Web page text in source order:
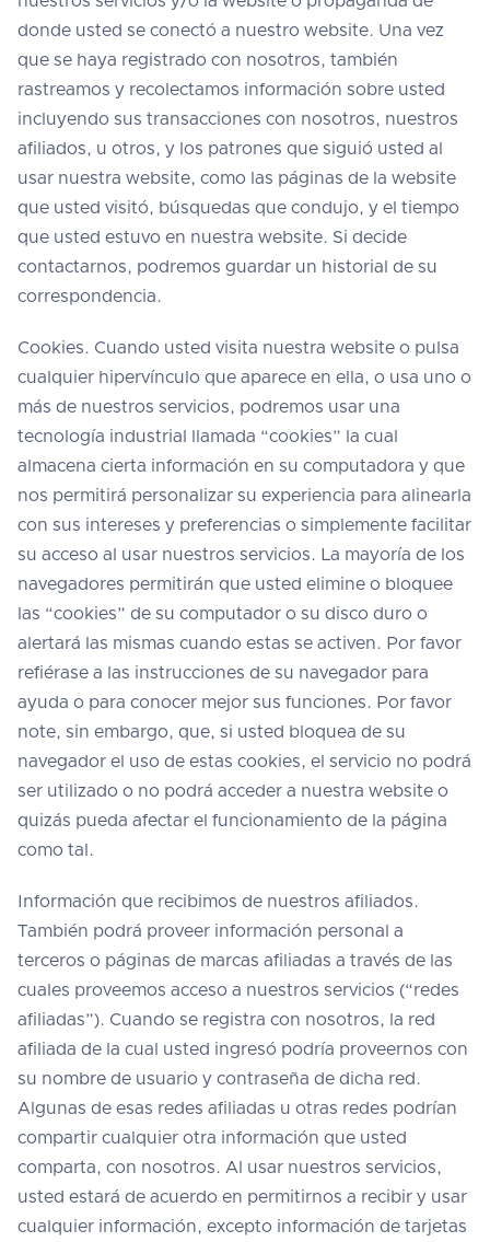
donde usted se conectó a nuestro website. Una vez
que se haya registrado con nosotros, también
rastreamos y recolectamos información sobre usted
incluyendo sus transacciones con nosotros, nuestros
afiliados, u otros, y los patrones que siguió usted al
usar nuestra website, como las páginas de la website
que usted visitó, búsquedas que condujo, y el tiempo
que usted estuvo en nuestra website. Si decide
contactarnos, podremos guardar un historial de su
correspondencia.
Cookies. Cuando usted visita nuestra website o pulsa
cualquier hipervínculo que aparece en ella, o usa uno o
más de nuestros servicios, podremos usar una
tecnología industrial llamada “cookies” la cual
almacena cierta información en su computadora y que
nos permitirá personalizar su experiencia para alinearla
con sus intereses y preferencias o simplemente facilitar
su acceso al usar nuestros servicios. La mayoría de los
navegadores permitirán que usted elimine o bloquee
las “cookies” de su computador o su disco duro o
alertará las mismas cuando estas se activen. Por favor
refiérase a las instrucciones de su navegador para
ayuda o para conocer mejor sus funciones. Por favor
note, sin embargo, que, si usted bloquea de su
navegador el uso de estas cookies, el servicio no podrá
ser utilizado o no podrá acceder a nuestra website o
quizás pueda afectar el funcionamiento de la página
como tal.
Información que recibimos de nuestros afiliados.
También podrá proveer información personal a
terceros o páginas de marcas afiliadas a través de las
cuales proveemos acceso a nuestros servicios (“redes
afiliadas”). Cuando se registra con nosotros, la red
afiliada de la cual usted ingresó podría proveernos con
su nombre de usuario y contraseña de dicha red.
Algunas de esas redes afiliadas u otras redes podrían
compartir cualquier otra información que usted
comparta, con nosotros. Al usar nuestros servicios,
usted estará de acuerdo en permitirnos a recibir y usar
cualquier información, excepto información de tarjetas